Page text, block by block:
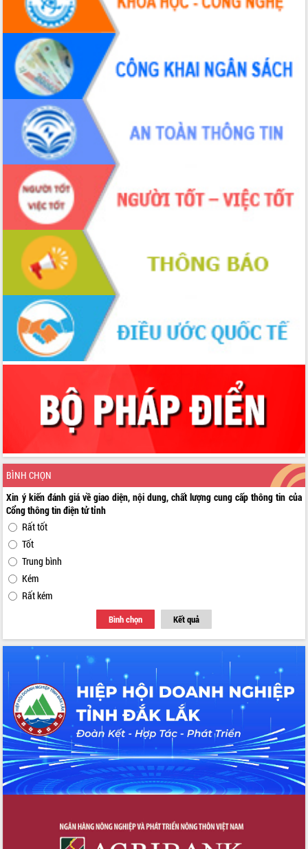
BÌNH CHỌN
Xin ý kiến đánh giá về giao diện, nội dung, chất lượng cung cấp thông tin của
Cổng thông tin điện tử tỉnh
Rất tốt
Tốt
Trung bình
Kém
Rất kém
Bình chọn Kết quả